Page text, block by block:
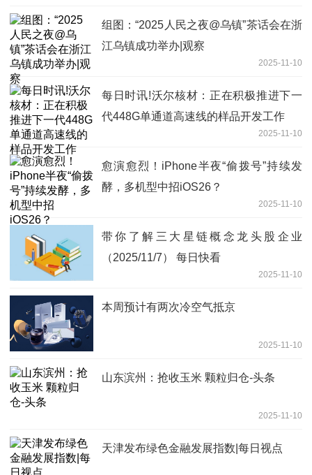
组图：“2025人民之夜@乌镇”茶话会在浙
江乌镇成功举办|观察
2025-11-10
每日时讯!沃尔核材：正在积极推进下一
代448G单通道高速线的样品开发工作
2025-11-10
愈演愈烈！iPhone半夜“偷拨号”持续发
酵，多机型中招iOS26？
2025-11-10
带你了解三大星链概念龙头股企业
（2025/11/7） 每日快看
2025-11-10
本周预计有两次冷空气抵京
2025-11-10
山东滨州：抢收玉米 颗粒归仓-头条
2025-11-10
天津发布绿色金融发展指数|每日视点